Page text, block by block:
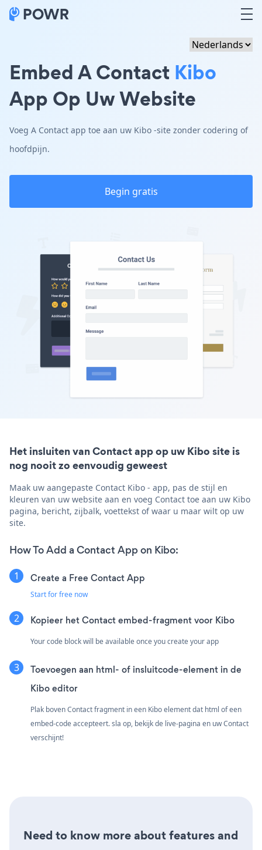
Embed A Contact Kibo
App Op Uw Website
Voeg A Contact app toe aan uw Kibo -site zonder codering of
hoofdpijn.
Begin gratis
Het insluiten van Contact app op uw Kibo site is
nog nooit zo eenvoudig geweest
Maak uw aangepaste Contact Kibo - app, pas de stijl en
kleuren van uw website aan en voeg Contact toe aan uw Kibo
pagina, bericht, zijbalk, voettekst of waar u maar wilt op uw
site.
How To Add a Contact App on Kibo:
Create a Free Contact App
Start for free now
Kopieer het Contact embed-fragment voor Kibo
Your code block will be available once you create your app
Toevoegen aan html- of insluitcode-element in de
Kibo editor
Plak boven Contact fragment in een Kibo element dat html of een
embed-code accepteert. sla op, bekijk de live-pagina en uw Contact
verschijnt!
Need to know more about features and